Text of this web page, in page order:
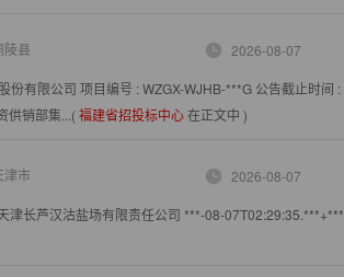
陵县 2026-08-07
有限公司 项目编号 : WZGX-WJHB-***G 公告截止时间 :
供销部集...(福建省招投标中心在正文中 )
津市 2026-08-07
津长芦汉沽盐场有限责任公司 ***-08-07T02:29:35.***+***